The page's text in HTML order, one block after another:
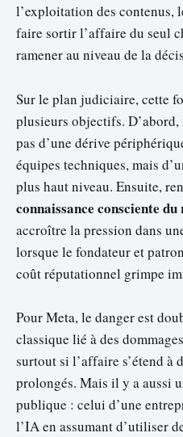
l’exploitation des contenus,
faire sortir l’affaire du seul
ramener au niveau de la
Sur le plan judiciaire, cette
plusieurs objectifs.
pas d’une dérive
équipes techniques, mais
plus haut niveau. Ensuite,
connaissance consciente
accroître la pression dans
lorsque le fondateur et
coût réputationnel grimpe
Pour Meta, le danger est
classique lié à des
surtout si l’affaire s’étend à
prolongés. Mais il y a aussi
publique : celui d’une
l’IA en assumant d’utiliser